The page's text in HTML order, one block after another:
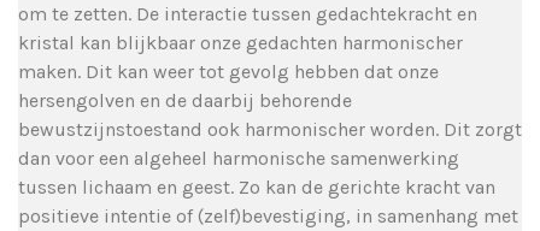
om te zetten. De interactie tussen gedachtekracht en
kristal kan blijkbaar onze gedachten harmonischer
maken. Dit kan weer tot gevolg hebben dat onze
hersengolven en de daarbij behorende
bewustzijnstoestand ook harmonischer worden. Dit zorgt
dan voor een algeheel harmonische samenwerking
tussen lichaam en geest. Zo kan de gerichte kracht van
positieve intentie of (zelf)bevestiging, in samenhang met